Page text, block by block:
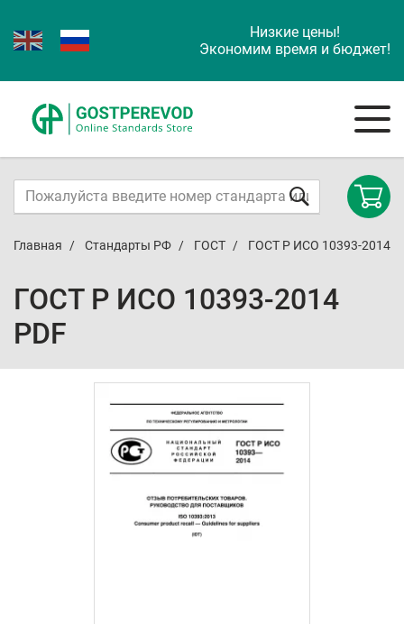
Низкие цены!
Экономим время и бюджет!
Главная Стандарты РФ ГОСТ ГОСТ Р ИСО 10393-2014
ГОСТ Р ИСО 10393-2014
PDF